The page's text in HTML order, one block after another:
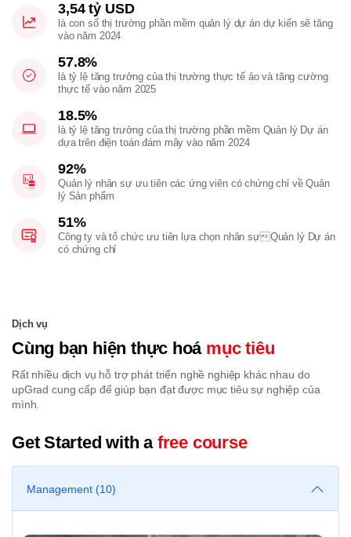
3,54 tỷ USD
là con số thị trường phần mềm quản lý dự án dự kiến sẽ tăng
vào năm 2024
57.8%
là tỷ lệ tăng trưởng của thị trường thực tế ảo và tăng cường
thực tế vào năm 2025
18.5%
là tỷ lệ tăng trưởng của thị trường phần mềm Quản lý Dự án
dựa trên điện toán đám mây vào năm 2024
92%
Quản lý nhân sự ưu tiên các ứng viên có chứng chỉ về Quản
lý Sản phẩm
51%
Công ty và tổ chức ưu tiên lựa chọn nhân sựQuản lý Dự án
có chứng chỉ
Dịch vụ
Cùng bạn hiện thực hoá mục tiêu
Rất nhiều dịch vụ hỗ trợ phát triển nghề nghiệp khác nhau do
upGrad cung cấp để giúp bạn đạt được mục tiêu sự nghiệp của
mình.
Get Started with a free course
Management (10)